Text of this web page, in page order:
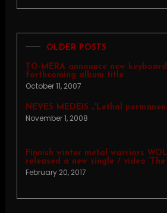
OLDER POSTS
TO-MERA announce new
forthcoming album title
October 11, 2007
NEVES MEDEIS „'Lethal
November 1, 2008
Finnish winter metal warriors
released a new single / video ‘The
February 20, 2017